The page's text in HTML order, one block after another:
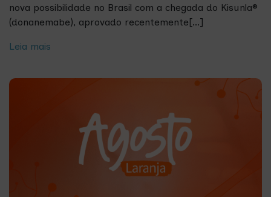
nova possibilidade no Brasil com a chegada do Kisunla®
(donanemabe), aprovado recentemente[...]
Leia mais